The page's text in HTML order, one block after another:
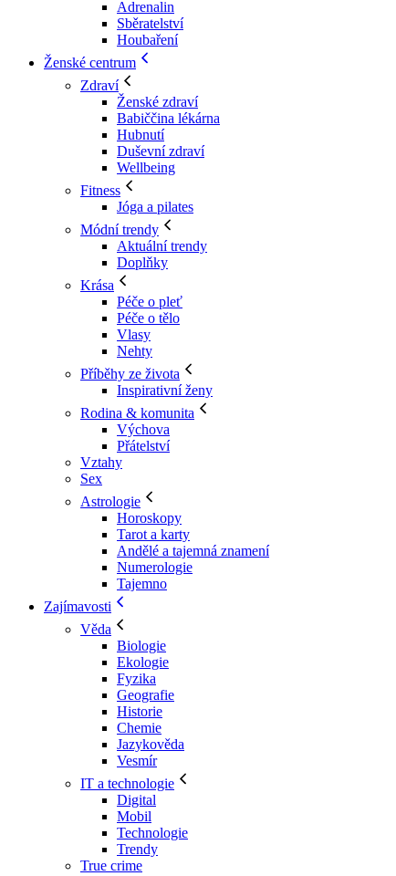
Adrenalin
Sběratelství
Houbaření
Ženské centrum
Zdraví
Ženské zdraví
Babiččina lékárna
Hubnutí
Duševní zdraví
Wellbeing
Fitness
Jóga a pilates
Módní trendy
Aktuální trendy
Doplňky
Krása
Péče o pleť
Péče o tělo
Vlasy
Nehty
Příběhy ze života
Inspirativní ženy
Rodina & komunita
Výchova
Přátelství
Vztahy
Sex
Astrologie
Horoskopy
Tarot a karty
Andělé a tajemná znamení
Numerologie
Tajemno
Zajímavosti
Věda
Biologie
Ekologie
Fyzika
Geografie
Historie
Chemie
Jazykověda
Vesmír
IT a technologie
Digital
Mobil
Technologie
Trendy
True crime